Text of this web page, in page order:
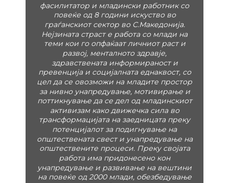
Камелија Јаневска- Камелија Јаневска е
проектен координатор, ментор,
фасилитатор и младински работник со
повеќе од 8 години искуство во
граѓанскиот сектор во С.Македонија.
Нејзината страст е работа со млади на
теми кои го опфаќаат личниот раст и
развој, менталното здравје,
здравствената информираност и
превенција и социјалната еднаквост, со
цел да се овозможи на младите простор
за нивно унапредување, мотивирање и
поттикнување да се дел од младинскиот
активизам како движечка сила во
трансформацијата на заедницата преку
потенцијалот за подигнување на
општествената свест и унапредување на
општествените процеси. Преку својата
работа има придонесено кон